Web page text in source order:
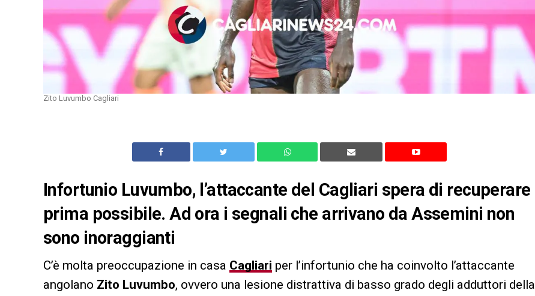
Zito Luvumbo Cagliari
Infortunio Luvumbo, l’attaccante del Cagliari spera di recuperare
prima possibile. Ad ora i segnali che arrivano da Assemini non
sono inoraggianti
C’è molta preoccupazione in casa Cagliari per l’infortunio che ha coinvolto l’attaccante
angolano Zito Luvumbo, ovvero una lesione distrattiva di basso grado degli adduttori della